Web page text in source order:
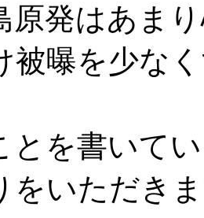
原発はあま
被曝を少な
とを書いて
をいただき